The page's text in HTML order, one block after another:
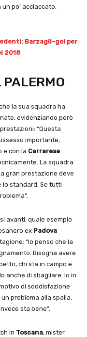
un po’ acciaccato,
Barzagli-gol per
2018
la sua squadra ha
evidenziando però
“Questa
importante,
e con la Carrarese
La squadra
gran prestazione deve
lo standard. Se tutti
avanti, quale esempio
ex Padova
“Io penso che la
Bisogna avere
chi sta in campo e
anche di sbagliare. Io in
di soddisfazione
problema alla spalla,
sta bene”.
in Toscana, mister